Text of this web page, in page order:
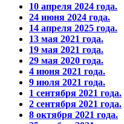
10 апреля 2024 года.
24 июня 2024 года.
14 апреля 2025 года.
13 мая 2021 года.
19 мая 2021 года.
29 мая 2020 года.
4 июня 2021 года.
9 июля 2021 года.
1 сентября 2021 года.
2 сентября 2021 года.
8 октября 2021 года.